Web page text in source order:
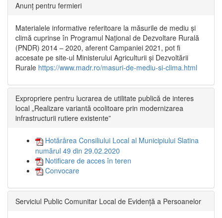
Anunț pentru fermieri
Materialele informative referitoare la măsurile de mediu și
climă cuprinse în Programul Național de Dezvoltare Rurală
(PNDR) 2014 – 2020, aferent Campaniei 2021, pot fi
accesate pe site-ul Ministerului Agriculturii și Dezvoltării
Rurale https://www.madr.ro/masuri-de-mediu-si-clima.html
Expropriere pentru lucrarea de utilitate publică de interes
local „Realizare variantă ocolitoare prin modernizarea
infrastructurii rutiere existente”
Hotărârea Consiliului Local al Municipiului Slatina
numărul 49 din 29.02.2020
Notificare de acces în teren
Convocare
Serviciul Public Comunitar Local de Evidență a Persoanelor